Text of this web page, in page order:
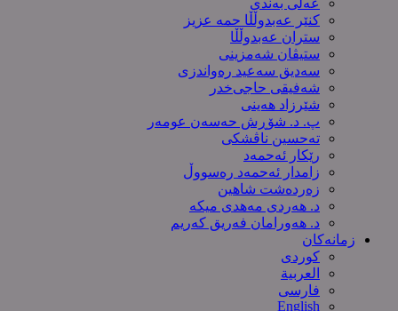
کنێر عەبدوڵڵا حمە عزیز
ستران عەبدوڵڵا
ستیڤان شەمزینی
سەدیق سەعید رەواندزی
شه‌فیقی حاجی‌خدر
شێرزاد هەینی
پ. د. شۆڕش حەسەن عومەر
تەحسین ناڤشکی
رێکار ئەحمەد
زامدار ئەحمەد رەسووڵ
زه‌رده‌شت شاهین
د. هەردی مەهدی میکە
د. هەورامان فەریق كەریم
زمانەکان
کوردی
العربیة
فارسی
English